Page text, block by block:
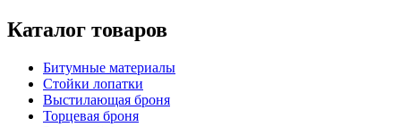
Каталог товаров
Битумные материалы
Стойки лопатки
Выстилающая броня
Торцевая броня